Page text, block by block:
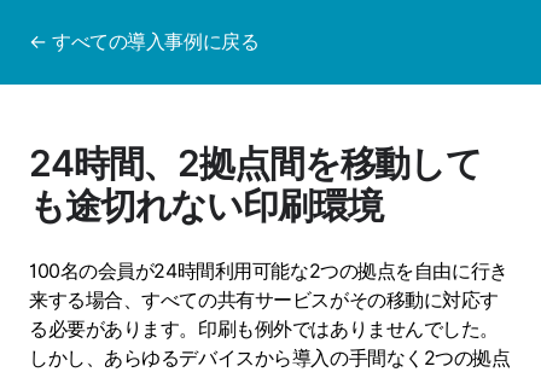
← すべての導入事例に戻る
24時間、2拠点間を移動して
も途切れない印刷環境
100名の会員が24時間利用可能な2つの拠点を自由に行き
来する場合、すべての共有サービスがその移動に対応す
る必要があります。印刷も例外ではありませんでした。
しかし、あらゆるデバイスから導入の手間なく2つの拠点